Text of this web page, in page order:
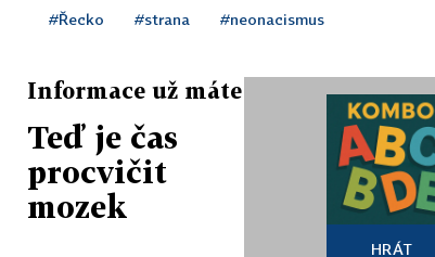
#Řecko #strana #neonacismus
Informace už máte
Teď je čas
procvičit
mozek
HRÁT